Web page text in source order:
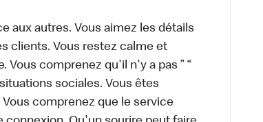
aux autres. Vous aimez les détails
clients. Vous restez calme et
comprenez qu'il n'y a pas ” “
sociales. Vous êtes
comprenez que le service